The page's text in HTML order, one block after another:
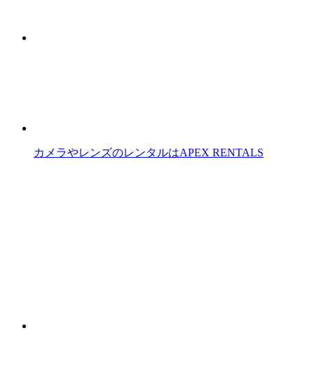
カメラやレンズのレンタルはAPEX RENTALS